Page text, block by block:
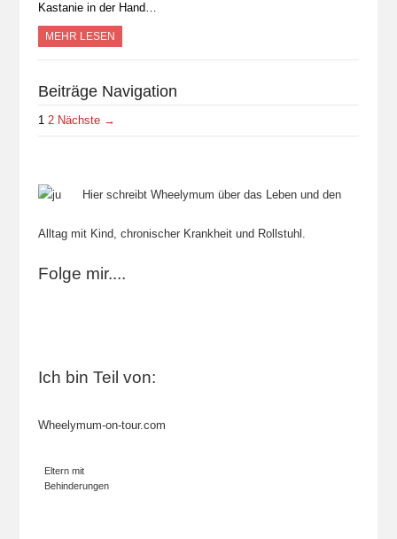
Kastanie in der Hand…
MEHR LESEN
Beiträge Navigation
1 2 Nächste →
Hier schreibt Wheelymum über das Leben und den
Alltag mit Kind, chronischer Krankheit und Rollstuhl.
Folge mir....
Ich bin Teil von:
Wheelymum-on-tour.com
Eltern mit
Behinderungen